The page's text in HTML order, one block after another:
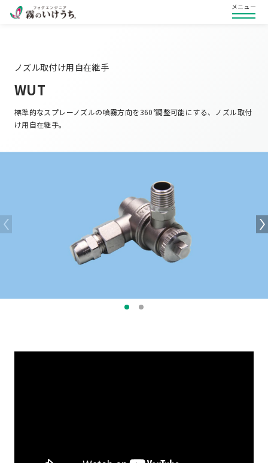
メニュー
ノズル取付け用自在継手
WUT
標準的なスプレーノズルの噴霧方向を360°調整可能にする、ノズル取付
け用自在継手。